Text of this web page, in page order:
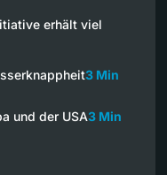
erhält viel
3 Min
und der USA3 Min